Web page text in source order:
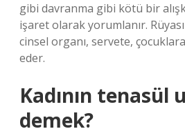
gibi davranma gibi kötü bir
işaret olarak yorumlanır.
cinsel organı, servete,
eder.
Kadının tenasül
demek?